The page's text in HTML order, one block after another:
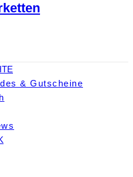
& Gutscheine